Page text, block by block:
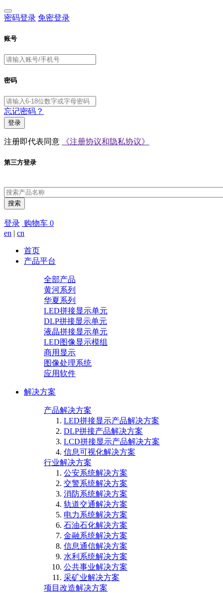
密码登录 免密登录
账号
密码
忘记密码？
登录
注册即代表同意 《注册协议和隐私协议》
第三方登录
搜索
登录 购物车 0
en | cn
首页
产品平台
全部产品
黄河系列
华夏系列
LED拼接显示单元
DLP拼接显示单元
液晶拼接显示单元
LED图像显示模组
商用显示
图像处理系统
应用软件
解决方案
产品解决方案
LED拼接显示产品解决方案
DLP拼接产品解决方案
LCD拼接显示产品解决方案
信息可视化解决方案
行业解决方案
公安系统解决方案
交警系统解决方案
消防系统解决方案
轨道交通解决方案
电力系统解决方案
石油石化解决方案
金融系统解决方案
信息通信解决方案
水利系统解决方案
公共事业解决方案
采矿业解决方案
项目改造解决方案